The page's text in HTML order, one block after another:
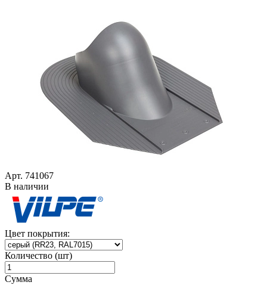
Арт. 741067
В наличии
Цвет покрытия:
Количество (шт)
Сумма